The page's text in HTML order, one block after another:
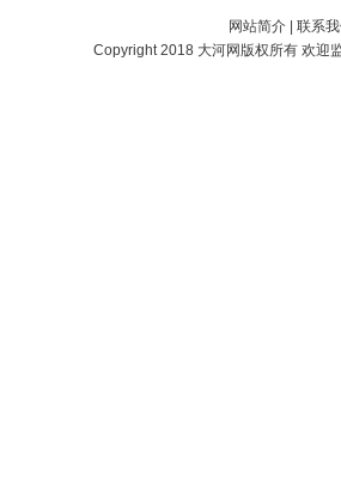
网站简介
联系
Copyright 2018 大河网 版权所有 欢迎